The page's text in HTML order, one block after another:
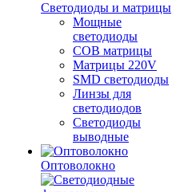
Светодиоды и матрицы
Мощные
светодиоды
COB матрицы
Матрицы 220V
SMD светодиоды
Линзы для
светодиодов
Светодиоды
выводные
Оптоволокно